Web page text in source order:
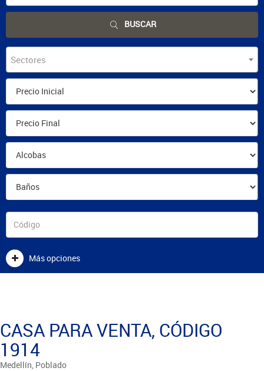
BUSCAR
Sectores
Más opciones
CASA PARA VENTA, CÓDIGO
1914
Medellín, Poblado